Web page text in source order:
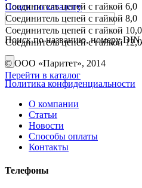
Поиск по каталогу
Поиск по названию, номеру
Перейти в каталог
Соединитель цепей с гайкой 6,0
Соединитель цепей с гайкой 8,0
Соединитель цепей с гайкой 10,0
Соединитель цепей с гайкой
© ООО «Паритет», 2014
Политика конфиденциальности
О компании
Статьи
Новости
Способы оплаты
Контакты
Телефоны